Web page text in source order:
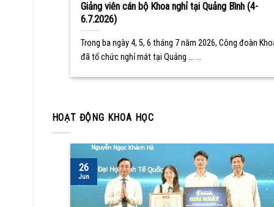
Giảng viên cán bộ Khoa nghỉ tại Quảng Bình (4-
6.7.2026)
Trong ba ngày 4, 5, 6 tháng 7 năm 2026, Công đoàn
đã tổ chức nghỉ mát tại Quảng ... ...
HOẠT ĐỘNG KHOA HỌC
26
Jun